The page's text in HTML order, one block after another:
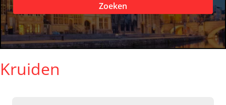
Zoeken
Kruiden